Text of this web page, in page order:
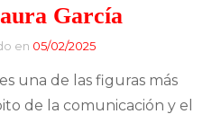
García
en 05/02/2025
una de las figuras más
de la comunicación y el